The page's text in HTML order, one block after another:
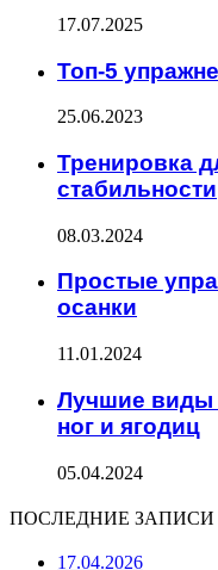
17.07.2025
Топ-5
25.06.2023
Тренировка
стабильности
08.03.2024
Простые
осанки
11.01.2024
Лучшие виды
ног и ягодиц
05.04.2024
ПОСЛЕДНИЕ ЗАПИСИ
17.04.2026